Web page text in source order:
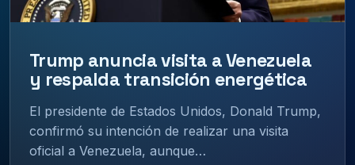
Trump anuncia visita a Venezuela
y respalda transición energética
El presidente de Estados Unidos, Donald Trump,
confirmó su intención de realizar una visita
oficial a Venezuela, aunque…